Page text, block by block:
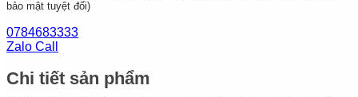
bảo mật tuyệt đối)
0784683333
Zalo Call
Chi tiết sản phẩm